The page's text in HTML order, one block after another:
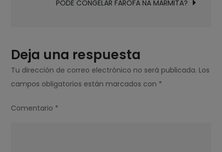
CONGELADO
PODE CONGELAR FAROFA NA MARMITA?
Deja una respuesta
Tu dirección de correo electrónico no será publicada. Los
campos obligatorios están marcados con *
Comentario *